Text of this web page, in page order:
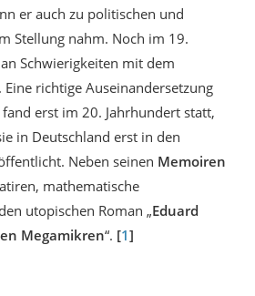
er auch zu politischen und
Stellung nahm. Noch im 19.
Schwierigkeiten mit dem
. Eine richtige Auseinandersetzung
erst im 20. Jahrhundert statt,
in Deutschland erst in den
Neben seinen Memoiren
mathematische
utopischen Roman „Eduard
Megamikren“. [1]